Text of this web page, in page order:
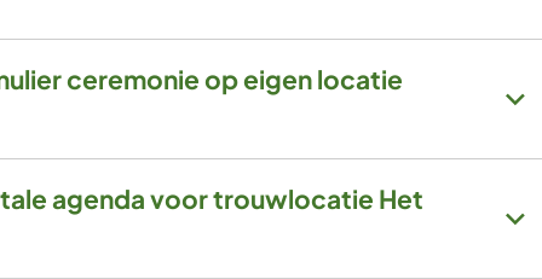
ceremonie op eigen locatie
agenda voor trouwlocatie Het